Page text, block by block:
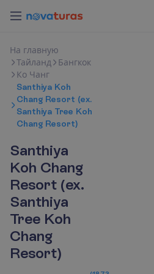
На главную
Тайланд
Бангкок
Ко Чанг
Santhiya Koh
Chang Resort (ex.
Santhiya Tree Koh
Chang Resort)
Santhiya
Koh Chang
Resort (ex.
Santhiya
Tree Koh
Chang
Resort)